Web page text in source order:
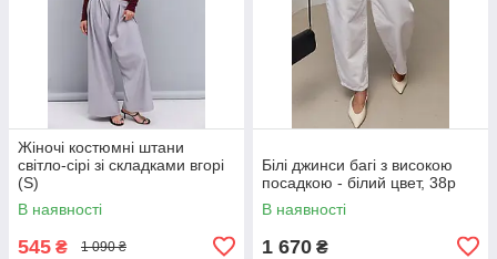
Жіночі костюмні штани
світло-сірі зі складками вгорі
(S)
В наявності
545 ₴ 1 090 ₴
Білі джинси багі з високою
посадкою - білий цвет, 38р
В наявності
1 670 ₴